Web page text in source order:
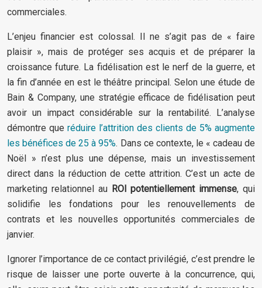
commerciales.
L’enjeu financier est colossal. Il ne s’agit pas de « faire
plaisir », mais de protéger ses acquis et de préparer la
croissance future. La fidélisation est le nerf de la guerre, et
la fin d’année en est le théâtre principal. Selon une étude de
Bain & Company, une stratégie efficace de fidélisation peut
avoir un impact considérable sur la rentabilité. L’analyse
démontre que réduire l’attrition des clients de 5% augmente
les bénéfices de 25 à 95%. Dans ce contexte, le « cadeau de
Noël » n’est plus une dépense, mais un investissement
direct dans la réduction de cette attrition. C’est un acte de
marketing relationnel au ROI potentiellement immense, qui
solidifie les fondations pour les renouvellements de
contrats et les nouvelles opportunités commerciales de
janvier.
Ignorer l’importance de ce contact privilégié, c’est prendre le
risque de laisser une porte ouverte à la concurrence, qui,